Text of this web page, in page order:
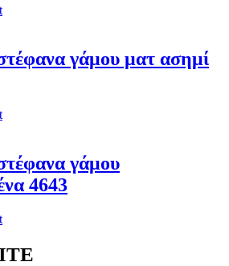
γάμου ματ ασημί
γάμου
4643